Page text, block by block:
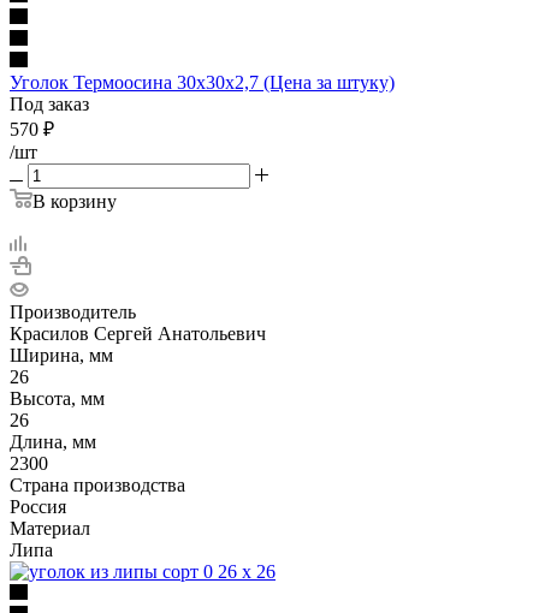
Уголок Термоосина 30х30х2,7 (Цена за штуку)
Под заказ
570 ₽
/шт
В корзину
Производитель
Красилов Сергей Анатольевич
Ширина, мм
26
Высота, мм
26
Длина, мм
2300
Страна производства
Россия
Материал
Липа